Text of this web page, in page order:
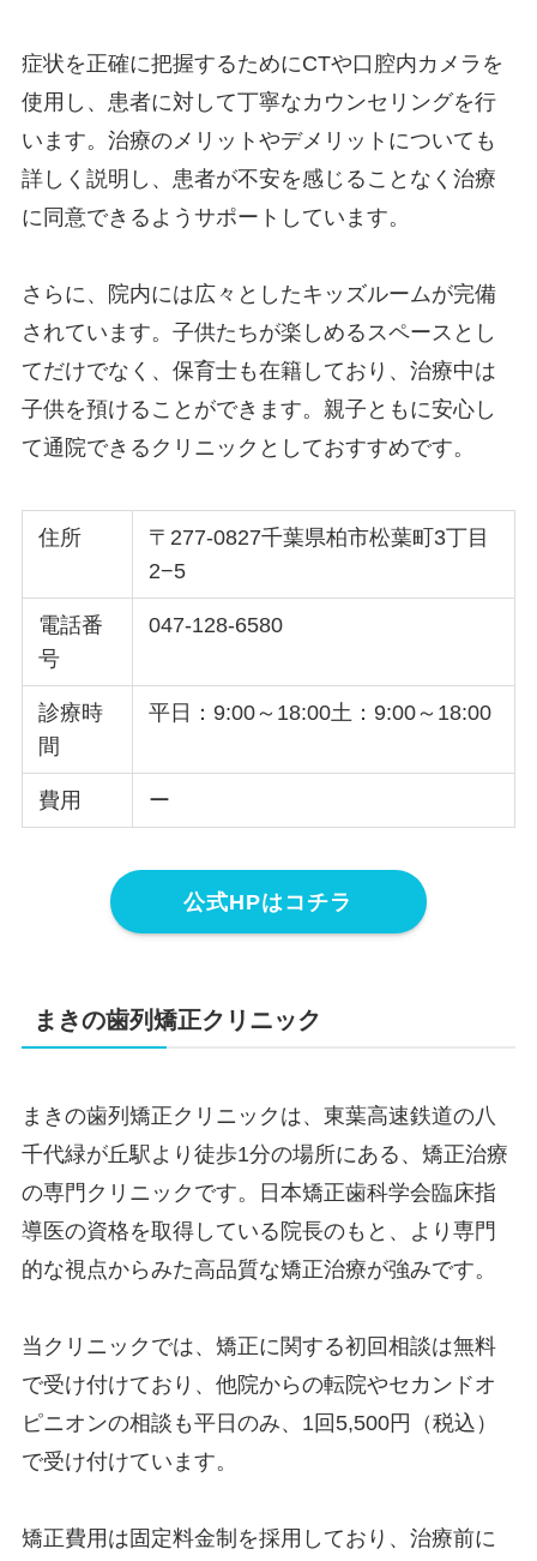
症状を正確に把握するためにCTや口腔内カメラを
使用し、患者に対して丁寧なカウンセリングを行
います。治療のメリットやデメリットについても
詳しく説明し、患者が不安を感じることなく治療
に同意できるようサポートしています。
さらに、院内には広々としたキッズルームが完備
されています。子供たちが楽しめるスペースとし
てだけでなく、保育士も在籍しており、治療中は
子供を預けることができます。親子ともに安心し
て通院できるクリニックとしておすすめです。
住所
〒277-0827千葉県柏市松葉町3丁目
2−5
電話番
号
047-128-6580
診療時
間
平日：9:00～18:00土：9:00～18:00
費用 ー
公式HPはコチラ
まきの歯列矯正クリニック
まきの歯列矯正クリニックは、東葉高速鉄道の八
千代緑が丘駅より徒歩1分の場所にある、矯正治療
の専門クリニックです。日本矯正歯科学会臨床指
導医の資格を取得している院長のもと、より専門
的な視点からみた高品質な矯正治療が強みです。
当クリニックでは、矯正に関する初回相談は無料
で受け付けており、他院からの転院やセカンドオ
ピニオンの相談も平日のみ、1回5,500円（税込）
で受け付けています。
矯正費用は固定料金制を採用しており、治療前に